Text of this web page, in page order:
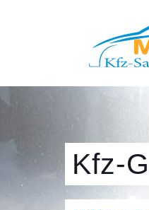
Kfz-